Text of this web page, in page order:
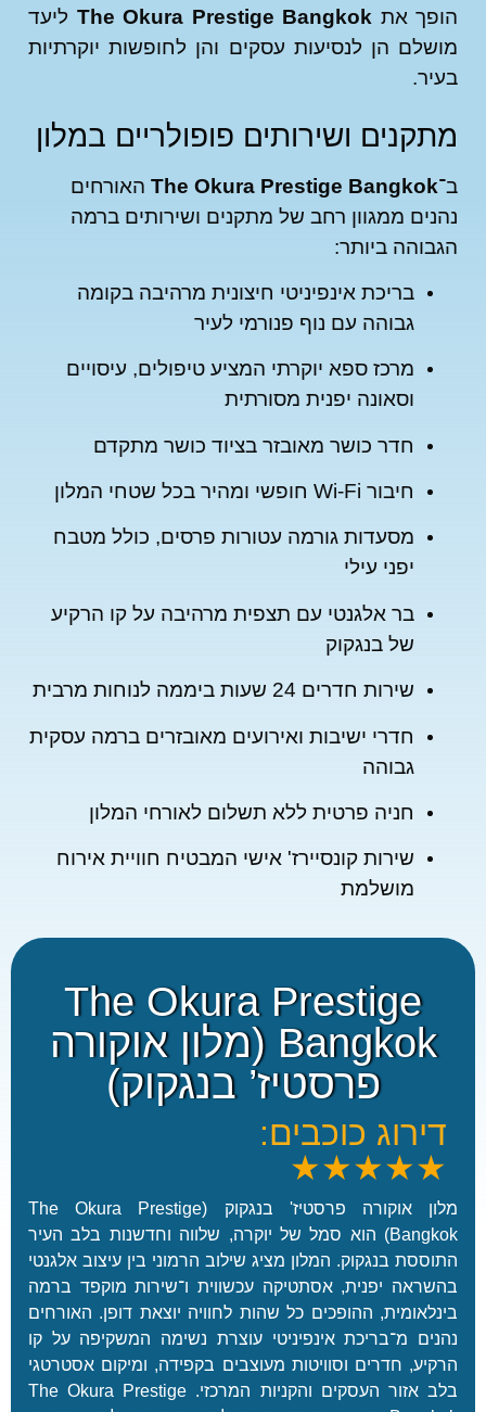
אתThe Okura Prestige Bangkokליעד
הן לנסיעות עסקים והן לחופשות יוקרתיות
ושירותים פופולריים במלון
The Okura Prestigeהאורחים
ממגוון רחב של מתקנים ושירותים ברמה
ביותר:
בריכת אינפיניטי חיצונית מרהיבה בקומה
גבוהה עם נוף פנורמי לעיר
מרכז ספא יוקרתי המציע טיפולים, עיסויים
וסאונה יפנית מסורתית
חדר כושר מאובזר בציוד כושר מתקדם
חיבור Wi-Fi חופשי ומהיר בכל שטחי המלון
מסעדות גורמה עטורות פרסים, כולל מטבח
יפני עילי
בר אלגנטי עם תצפית מרהיבה על קו הרקיע
של בנגקוק
שירות חדרים 24 שעות ביממה לנוחות מרבית
חדרי ישיבות ואירועים מאובזרים ברמה עסקית
גבוהה
חניה פרטית ללא תשלום לאורחי המלון
שירות קונסיירז' אישי המבטיח חוויית אירוח
מושלמת
The Okura Prestige
Bangkok (מלון אוקורה
פרסטיז’ בנגקוק)
כוכבים:
מלון אוקורה פרסטיז' בנגקוק (The Okura Prestige
Bangkok) הוא סמל של יוקרה, שלווה וחדשנות בלב העיר
בנגקוק. המלון מציג שילוב הרמוני בין עיצוב אלגנטי
יפנית, אסתטיקה עכשווית ו־שירות מוקפד ברמה
ההופכים כל שהות לחוויה יוצאת דופן. האורחים
מ־בריכת אינפיניטי עוצרת נשימה המשקיפה על קו
חדרים וסוויטות מעוצבים בקפידה, ומיקום אסטרטגי
בלב אזור העסקים והקניות המרכזי. The Okura Prestige
★
★
★
P
h
u
k
e
m
e
r
a
l
d
B
e
★
★
★
★
★
r
d
e
C
e
n
t
r
e
P
★